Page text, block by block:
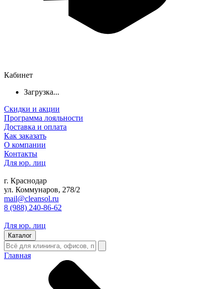
Кабинет
Загрузка...
Скидки и акции
Программа лояльности
Доставка и оплата
Как заказать
О компании
Контакты
Для юр. лиц
г. Краснодар
ул. Коммунаров, 278/2
mail@cleansol.ru
8 (988) 240-86-62
Для юр. лиц
Каталог
Главная